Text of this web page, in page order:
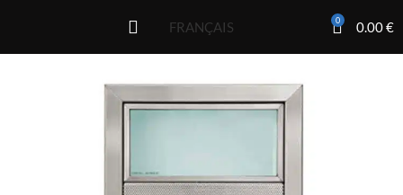
FRANÇAIS 0 0.00€